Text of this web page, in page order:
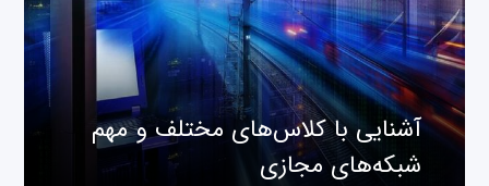
آشنایی با کلاس‌های مختلف و مهم
شبکه‌های مجازی